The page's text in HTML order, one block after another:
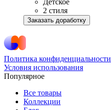
Детское
2 стиля
Заказать доработку
Политика конфиденциальности
Условия использования
Популярное
Все товары
Коллекции